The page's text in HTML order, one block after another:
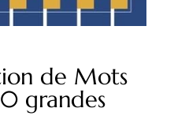
de Mots
grandes